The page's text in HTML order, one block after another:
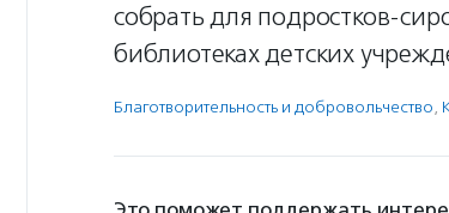
собрать для подростков-
библиотеках детских
Благотвори­тель­ность и доброволь­чест­во,